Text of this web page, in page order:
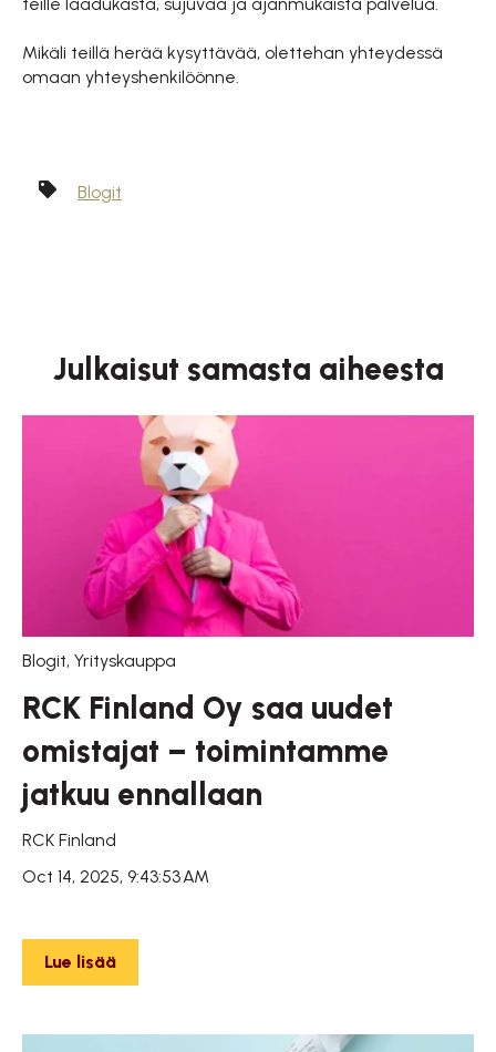
Mikäli teillä herää kysyttävää, olettehan yhteydessä
omaan yhteyshenkilöönne.
Blogit
Julkaisut samasta aiheesta
Blogit, Yrityskauppa
RCK Finland Oy saa uudet
omistajat – toimintamme
jatkuu ennallaan
RCK Finland
Oct 14, 2025, 9:43:53 AM
Lue lisää